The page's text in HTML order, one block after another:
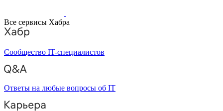
Все сервисы Хабра
Сообщество IT-специалистов
Ответы на любые вопросы об IT